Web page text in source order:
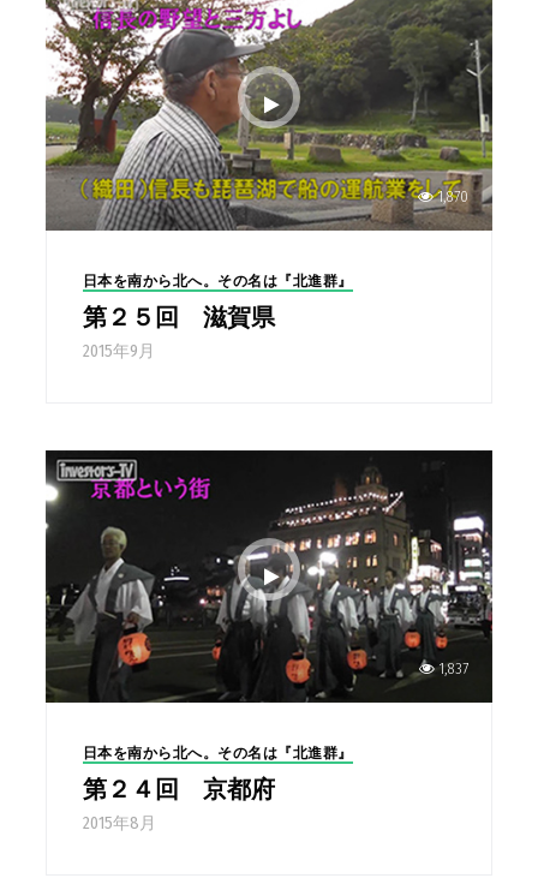
1,870
日本を南から北へ。その名は『北進群』
第２５回 滋賀県
2015年9月
1,837
日本を南から北へ。その名は『北進群』
第２４回 京都府
2015年8月